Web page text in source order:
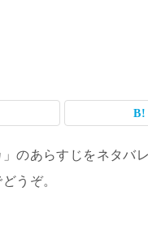
のあらすじをネタバ
うぞ。